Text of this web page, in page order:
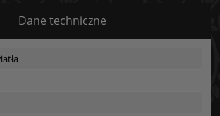
Dane techniczne